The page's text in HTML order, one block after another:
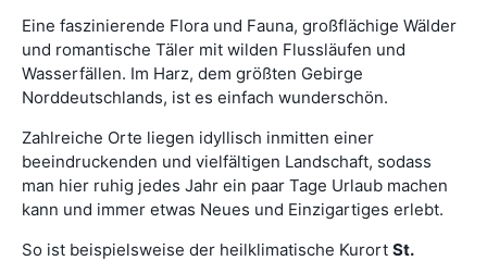
Eine faszinierende Flora und Fauna, großflächige Wälder
und romantische Täler mit wilden Flussläufen und
Wasserfällen. Im Harz, dem größten Gebirge
Norddeutschlands, ist es einfach wunderschön.
Zahlreiche Orte liegen idyllisch inmitten einer
beeindruckenden und vielfältigen Landschaft, sodass
man hier ruhig jedes Jahr ein paar Tage Urlaub machen
kann und immer etwas Neues und Einzigartiges erlebt.
So ist beispielsweise der heilklimatische Kurort St.